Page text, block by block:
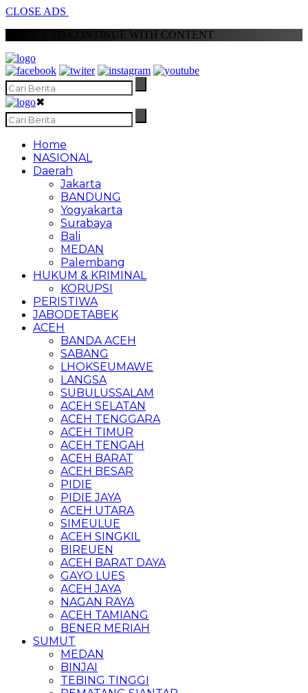
CLOSE ADS
SCROLL TO CONTINUE WITH CONTENT
✖
Home
NASIONAL
Daerah
Jakarta
BANDUNG
Yogyakarta
Surabaya
Bali
MEDAN
Palembang
HUKUM & KRIMINAL
KORUPSI
PERISTIWA
JABODETABEK
ACEH
BANDA ACEH
SABANG
LHOKSEUMAWE
LANGSA
SUBULUSSALAM
ACEH SELATAN
ACEH TENGGARA
ACEH TIMUR
ACEH TENGAH
ACEH BARAT
ACEH BESAR
PIDIE
PIDIE JAYA
ACEH UTARA
SIMEULUE
ACEH SINGKIL
BIREUEN
ACEH BARAT DAYA
GAYO LUES
ACEH JAYA
NAGAN RAYA
ACEH TAMIANG
BENER MERIAH
SUMUT
MEDAN
BINJAI
TEBING TINGGI